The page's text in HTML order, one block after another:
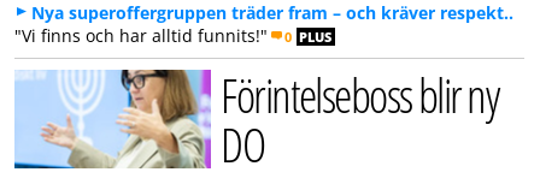
Nya superoffergruppen träder fram – och kräver respekt..
"Vi finns och har alltid funnits!"
0 PLUS
Förintelseboss blir ny
DO